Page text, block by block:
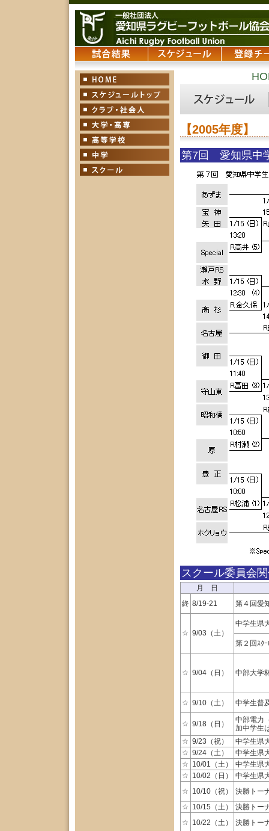
【2005年度】
第7回 愛知県中
スクール委員会
月 日
終 8/19-21 第４回愛
☆ 9/03（土）
中学生県
第２回ｽｸ
☆ 9/04（日） 中部大学
☆ 9/10（土） 中学生普
☆ 9/18（日）
中部電力
加中学生
☆ 9/23（祝）
中学生県
☆ 9/24（土）
中学生県
☆ 10/01（土）
中学生県
☆ 10/02（日）
中学生県
☆ 10/10（祝）
決勝トー
☆ 10/15（土）
決勝トー
☆ 10/22（土） 決勝トー